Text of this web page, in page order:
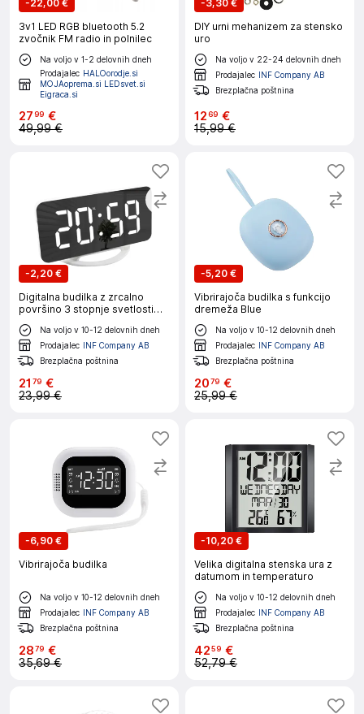
-22,00 €
3v1 LED RGB bluetooth 5.2
zvočnik FM radio in polnilec
Na voljo v 1-2 delovnih dneh
Prodajalec HALOorodje.si
MOJAoprema.si LEDsvet.si
Eigraca.si
2799 €
49,99 €
-3,30 €
DIY urni mehanizem za stensko
uro
Na voljo v 22-24 delovnih dneh
Prodajalec INF Company AB
Brezplačna poštnina
1269 €
15,99 €
-2,20 €
Digitalna budilka z zrcalno
površino 3 stopnje svetlosti
RGB barve
Na voljo v 10-12 delovnih dneh
Prodajalec INF Company AB
Brezplačna poštnina
21 79 €
23,99 €
-5,20 €
Vibrirajoča budilka s funkcijo
dremeža Blue
Na voljo v 10-12 delovnih dneh
Prodajalec INF Company AB
Brezplačna poštnina
2079 €
25,99 €
-6,90 €
Vibrirajoča budilka
Na voljo v 10-12 delovnih dneh
Prodajalec INF Company AB
Brezplačna poštnina
2879 €
35,69 €
-10,20 €
Velika digitalna stenska ura z
datumom in temperaturo
Na voljo v 10-12 delovnih dneh
Prodajalec INF Company AB
Brezplačna poštnina
4259 €
52,79 €